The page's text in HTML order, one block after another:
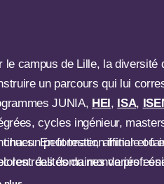
le campus de Lille, la diversité
un parcours qui lui
JUNIA, HEI , ISA,
cycles ingénieur,
En formation initiale ou
des domaines variés :
chacun peut tester, affiner et
les réalités du monde